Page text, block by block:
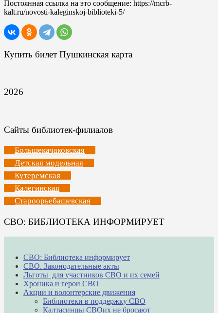
Постоянная ссылка на это сообщение: https://mcrb-
kalt.ru/novosti-kaleginskoj-biblioteki-5/
Купить билет Пушкинская карта
2026
Сайты библиотек-филиалов
Большекачаковская
Детская модельная
Кутеремская
Калегинская
Староорьебашевская
СВО: БИБЛИОТЕКА ИНФОРМИРУЕТ
СВО: Библиотека информирует
СВО. Законодательные акты
Льготы для участников СВО и их семей
Хроника и герои СВО
Акции и волонтерские движения
Библиотеки в поддержку СВО
Калтасинцы СВОих не бросают